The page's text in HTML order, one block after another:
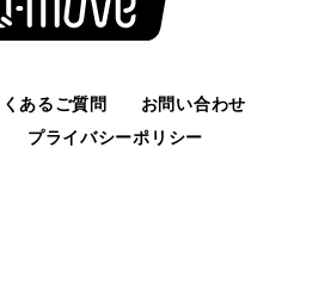
くあるご質問
お問い合わせ
プライバシーポリシー